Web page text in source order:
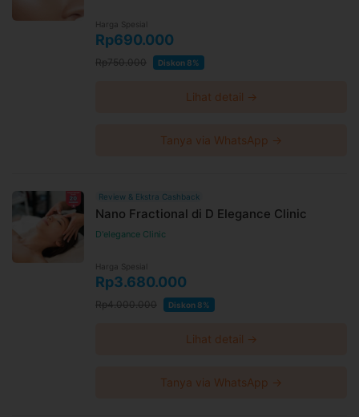
Harga Spesial
Rp690.000
Rp750.000 Diskon 8%
Lihat detail →
Tanya via WhatsApp →
Review & Ekstra Cashback
Nano Fractional di D Elegance Clinic
D'elegance Clinic
Harga Spesial
Rp3.680.000
Rp4.000.000 Diskon 8%
Lihat detail →
Tanya via WhatsApp →